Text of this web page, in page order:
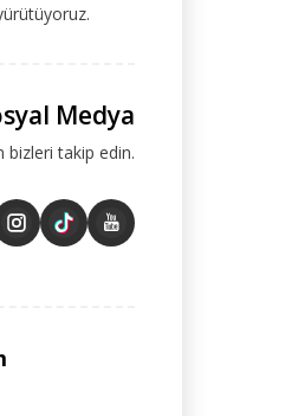
Medya
bizleri takip edin.